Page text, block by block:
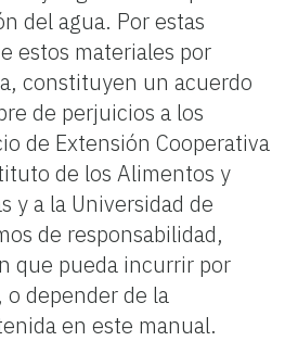
del agua. Por estas
estos materiales por
constituyen un acuerdo
de perjuicios a los
de Extensión Cooperativa
de los Alimentos y
y a la Universidad de
de responsabilidad,
que pueda incurrir por
depender de la
en este manual.